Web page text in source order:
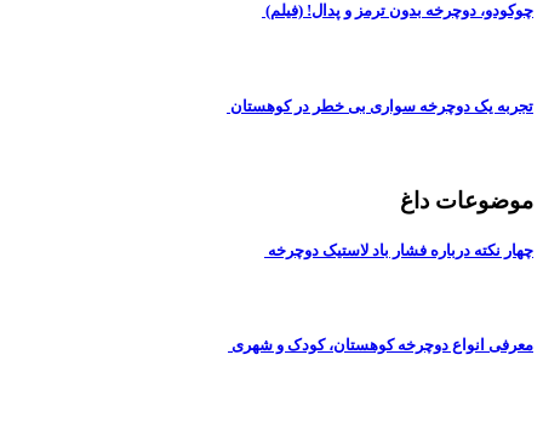
چوکودو، دوچرخه بدون ترمز و پدال! (فیلم)
تجربه یک دوچرخه سواری بی خطر در کوهستان
موضوعات داغ
چهار نکته درباره فشار باد لاستیک دوچرخه
معرفی انواع دوچرخه کوهستان، کودک و شهری